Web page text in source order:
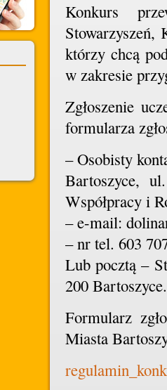
Konkurs
Stowarzyszeń,
którzy chcą
w zakresie
Zgłoszenie
formularza
– Osobisty
Bartoszyce,
Współpracy i
– e-mail:
– nr tel. 603
Lub pocztą –
200 Bartoszyce.
Formularz
Miasta